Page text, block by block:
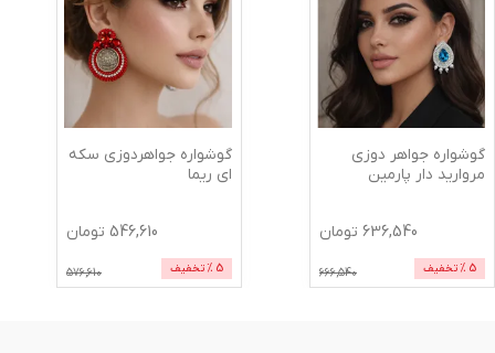
گوشواره جواهر دوزی
مروارید دار پارمین
636,540 تومان
5 % تخفیف 666,540
گوشواره جواهردوزی سکه
ای ریما
546,610 تومان
5 % تخفیف 576,610